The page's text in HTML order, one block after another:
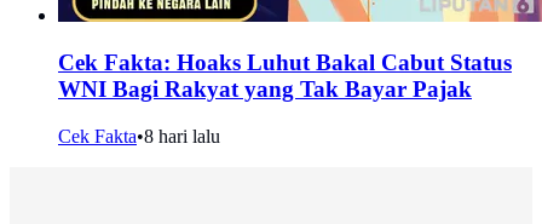
Cek Fakta: Hoaks Luhut Bakal Cabut Status
WNI Bagi Rakyat yang Tak Bayar Pajak
Cek Fakta•8 hari lalu